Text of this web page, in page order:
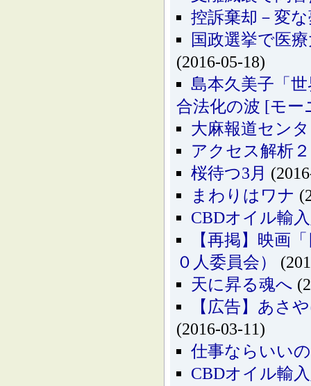
控訴棄却－変
国政選挙で医
(2016-05-18)
島本久美子「
合法化の波 [モー
大麻報道セン
アクセス解析
桜待つ3月
まわりはワナ
CBDオイル輸
【再掲】映画
０人委員会）
天に昇る魂へ
【広告】あさ
(2016-03-11)
仕事ならいい
CBDオイル輸